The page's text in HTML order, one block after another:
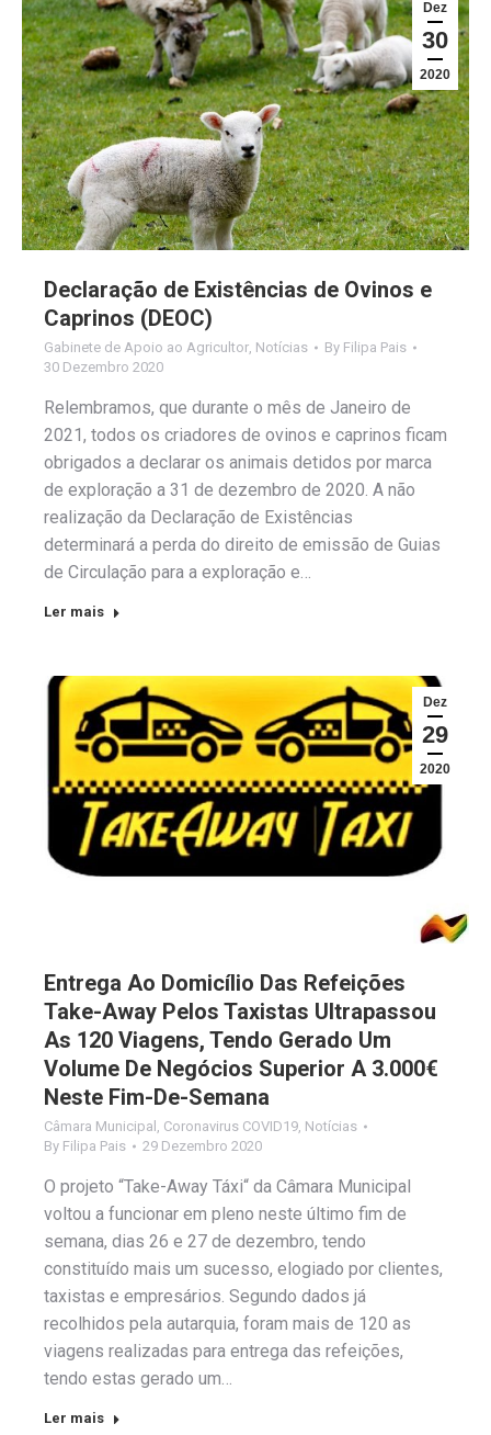
Dez
30
2020
Declaração de Existências de Ovinos e
Caprinos (DEOC)
Gabinete de Apoio ao Agricultor Notícias By Filipa Pais
30 Dezembro 2020
Relembramos, que durante o mês de Janeiro de
2021, todos os criadores de ovinos e caprinos ficam
obrigados a declarar os animais detidos por marca
de exploração a 31 de dezembro de 2020. A não
realização da Declaração de Existências
determinará a perda do direito de emissão de Guias
de Circulação para a exploração e…
Ler mais
Dez
29
2020
Entrega Ao Domicílio Das Refeições
Take-Away Pelos Taxistas Ultrapassou
As 120 Viagens, Tendo Gerado Um
Volume De Negócios Superior A 3.000€
Neste Fim-De-Semana
Câmara Municipal , Coronavirus COVID19, Notícias
By Filipa Pais 29 Dezembro 2020
O projeto “Take-Away Táxi“ da Câmara Municipal
voltou a funcionar em pleno neste último fim de
semana, dias 26 e 27 de dezembro, tendo
constituído mais um sucesso, elogiado por clientes,
taxistas e empresários. Segundo dados já
recolhidos pela autarquia, foram mais de 120 as
viagens realizadas para entrega das refeições,
tendo estas gerado um…
Ler mais